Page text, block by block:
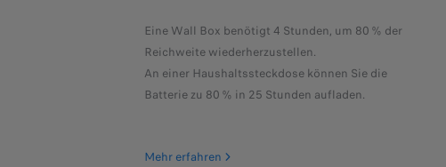
Eine Wall Box benötigt 4 Stunden, um 80 % der
Reichweite wiederherzustellen.
An einer Haushaltssteckdose können Sie die
Batterie zu 80 % in 25 Stunden aufladen.
Mehr erfahren